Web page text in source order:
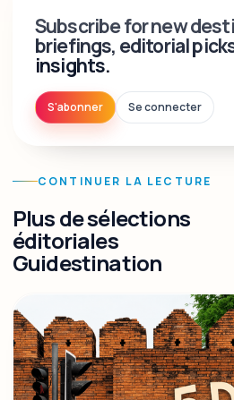
Subscribe for new
briefings, editorial
insights.
S'abonner Se connecter
CONTINUER LA LECTURE
Plus de sélections
éditoriales
Guidestination